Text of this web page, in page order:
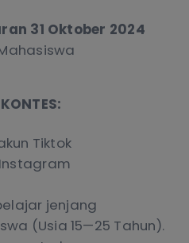
31 Oktober 2024
Tiktok
jenjang
(Usia 15—25 Tahun).